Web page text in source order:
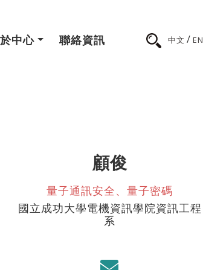
中心 聯絡資訊 中文 / EN
顧俊
量子通訊安全、量子密碼
國立成功大學電機資訊學院資訊工程
系